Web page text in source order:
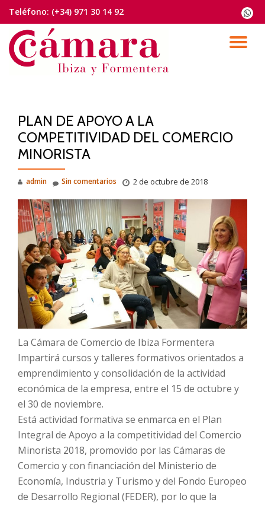
Saltar
contenido
Teléfono: (+34) 971 30 14 92
fa-
PLAN DE APOYO A LA
COMPETITIVIDAD DEL COMERCIO
MINORISTA
admin 2 de octubre de 2018
Sin comentarios
La Cámara de Comercio de Ibiza Formentera
Impartirá cursos y talleres formativos orientados a
emprendimiento y consolidación de la actividad
económica de la empresa, entre el 15 de octubre y
el 30 de noviembre.
Está actividad formativa se enmarca en el Plan
Integral de Apoyo a la competitividad del Comercio
Minorista 2018, promovido por las Cámaras de
Comercio y con financiación del Ministerio de
Economía, Industria y Turismo y del Fondo Europeo
de Desarrollo Regional (FEDER), por lo que la